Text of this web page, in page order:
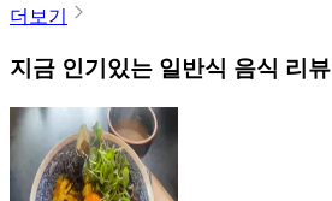
더보기
지금 인기있는 일반식 음식 리뷰